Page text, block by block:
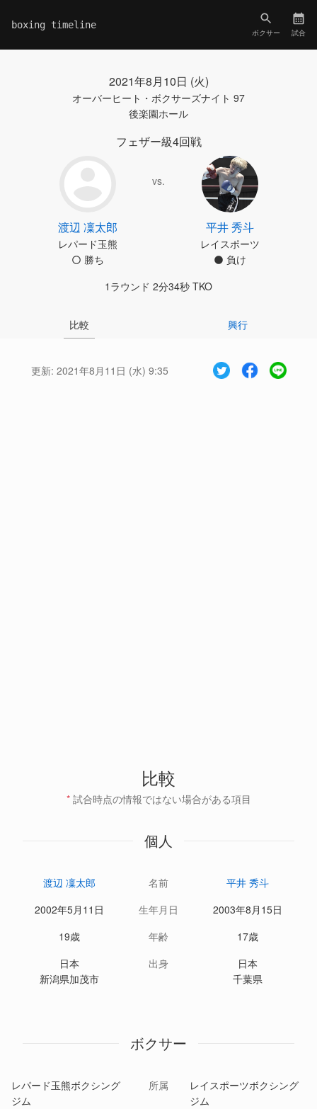
boxing timeline
ボクサー 試合
2021年8月10日 (火)
オーバーヒート・ボクサーズナイト 97
後楽園ホール
フェザー級4回戦
渡辺 凜太郎
レパード玉熊
勝ち
vs.
平井 秀斗
レイスポーツ
負け
1ラウンド 2分34秒 TKO
比較 興行
更新: 2021年8月11日 (水) 9:35
比較
* 試合時点の情報ではない場合がある項目
個人
渡辺 凜太郎 名前
平井 秀斗
2002年5月11日
生年月日
2003年8月15日
19歳
年齢
17歳
日本
新潟県加茂市
出身
日本
千葉県
ボクサー
レパード玉熊ボクシング
ジム
所属
レイスポーツボクシング
ジム